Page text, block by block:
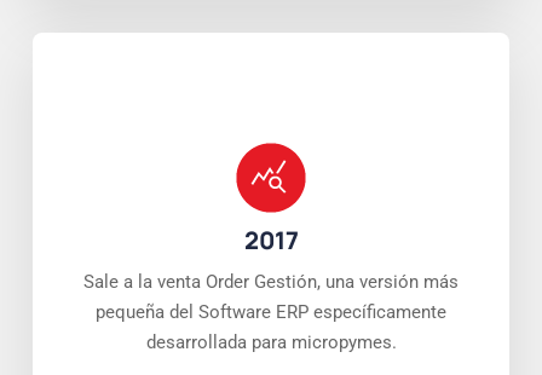
2017
Sale a la venta Order Gestión, una versión más
pequeña del Software ERP específicamente
desarrollada para micropymes.